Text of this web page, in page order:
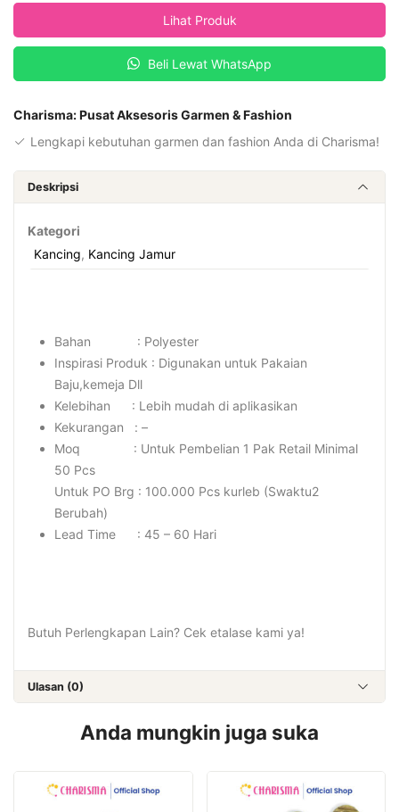
Lihat Produk
Beli Lewat WhatsApp
Charisma: Pusat Aksesoris Garmen & Fashion
Lengkapi kebutuhan garmen dan fashion Anda di Charisma!
Deskripsi
Kategori
Kancing, Kancing Jamur
Bahan : Polyester
Inspirasi Produk : Digunakan untuk Pakaian
Baju,kemeja Dll
Kelebihan : Lebih mudah di aplikasikan
Kekurangan : –
Moq : Untuk Pembelian 1 Pak Retail Minimal
50 Pcs
Untuk PO Brg : 100.000 Pcs kurleb (Swaktu2
Berubah)
Lead Time : 45 – 60 Hari
Butuh Perlengkapan Lain? Cek etalase kami ya!
Ulasan (0)
Anda mungkin juga suka